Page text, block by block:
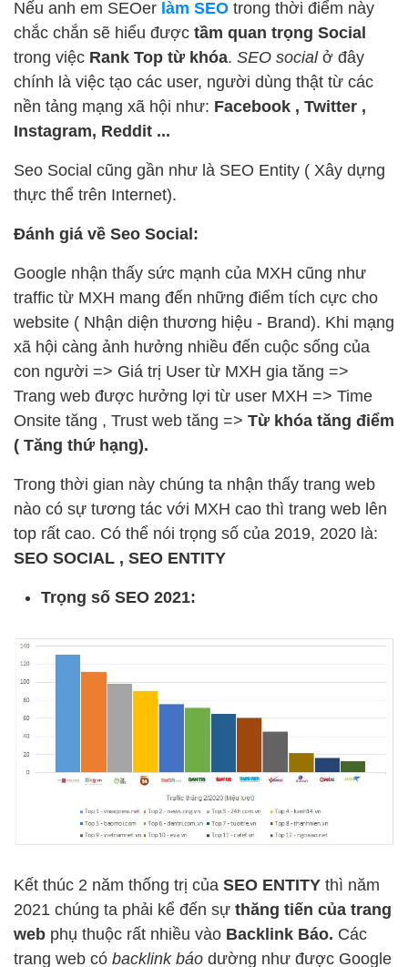
Nếu anh em SEOer làm SEO trong thời điểm này
chắc chắn sẽ hiểu được tầm quan trọng Social
trong việc Rank Top từ khóa. SEO socialở đây
chính là việc tạo các user, người dùng thật từ các
nền tảng mạng xã hội như: Facebook , Twitter ,
Instagram, Reddit ...
Seo Social cũng gần như là SEO Entity ( Xây dựng
thực thể trên Internet).
Đánh giá về Seo Social:
Google nhận thấy sức mạnh của MXH cũng như
traffic từ MXH mang đến những điểm tích cực cho
website ( Nhận diện thương hiệu - Brand). Khi mạng
xã hội càng ảnh hưởng nhiều đến cuộc sống của
con người => Giá trị User từ MXH gia tăng =>
Trang web được hưởng lợi từ user MXH => Time
Onsite tăng , Trust web tăng => Từ khóa tăng điểm
( Tăng thứ hạng).
Trong thời gian này chúng ta nhận thấy trang web
nào có sự tương tác với MXH cao thì trang web lên
top rất cao. Có thể nói trọng số của 2019, 2020 là:
SEO SOCIAL , SEO ENTITY
Trọng số SEO 2021:
Kết thúc 2 năm thống trị của SEO ENTITY thì năm
2021 chúng ta phải kể đến sự thăng tiến của trang
web phụ thuộc rất nhiều vào Backlink Báo. Các
trang web có backlink báo dường như được Google